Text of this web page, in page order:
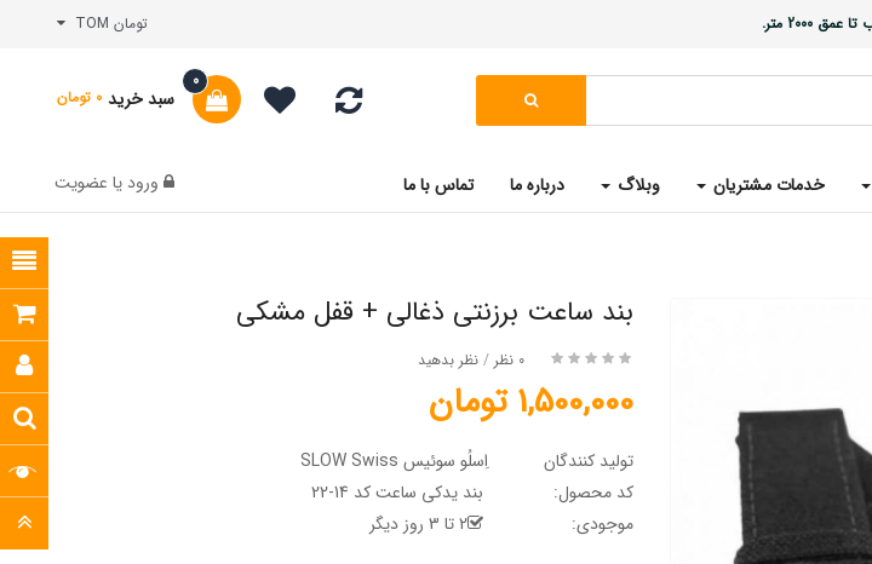
متر. تومان TOM
سبد خرید
0
0 تومان
خدمات مشتریان وبلاگ درباره ما تماس با ما ورود یا عضویت
بند ساعت برزنتی ذغالی + قفل مشکی
0 نظر /نظر بدهید
1,500,000 تومان
تولید کنندگان
اِسلُو سوئیس SLOW Swiss
کد محصول:
بند یدکی ساعت کد 14-22
موجودی:
2 تا 3 روز دیگر